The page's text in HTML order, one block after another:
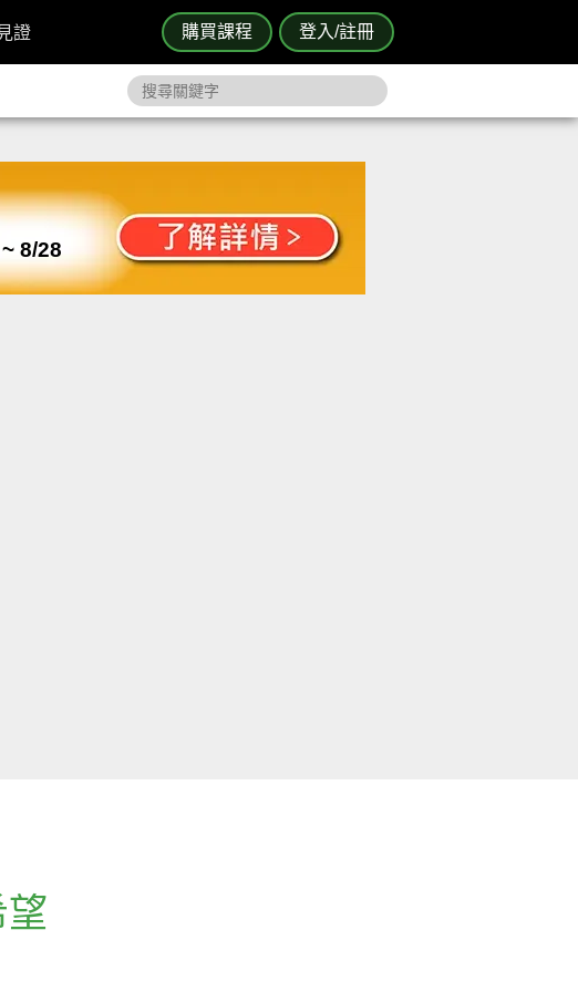
購買課程 登入/註冊
證
8/28